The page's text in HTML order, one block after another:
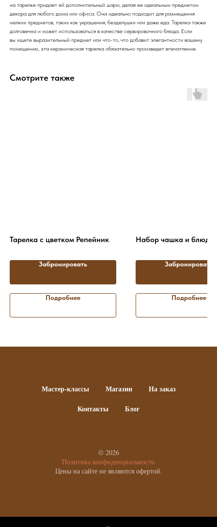
на тарелке придает ей дополнительный шарм, делая ее идеальным предметом
декора для любого дома или офиса. Она идеально подходит для размещения
мелких предметов, таких как украшения, безделушки или даже еда. Тарелка также
долговечна и может использоваться в качестве сервировочного блюда. Если
вы ищете выразительный предмет или что-то, что добавит элегантности вашему
помещению, эта керамическая тарелка обязательно произведет впечатление.
Смотрите также
Тарелка с цветком Репейник
Забронировать
Подробнее
Набор чашка и
Забронировать
Подробнее
Мастер-классы Магазин
На заказ
Контакты
Блог
© 2026
Политика конфиденциальности
Цены на сайте не являются офертой.